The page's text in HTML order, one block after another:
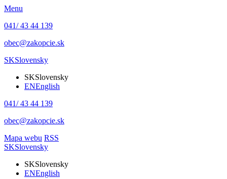
Menu
041/ 43 44 139
obec@zakopcie.sk
SKSlovensky
SKSlovensky
ENEnglish
041/ 43 44 139
obec@zakopcie.sk
Mapa webu RSS
SKSlovensky
SKSlovensky
ENEnglish